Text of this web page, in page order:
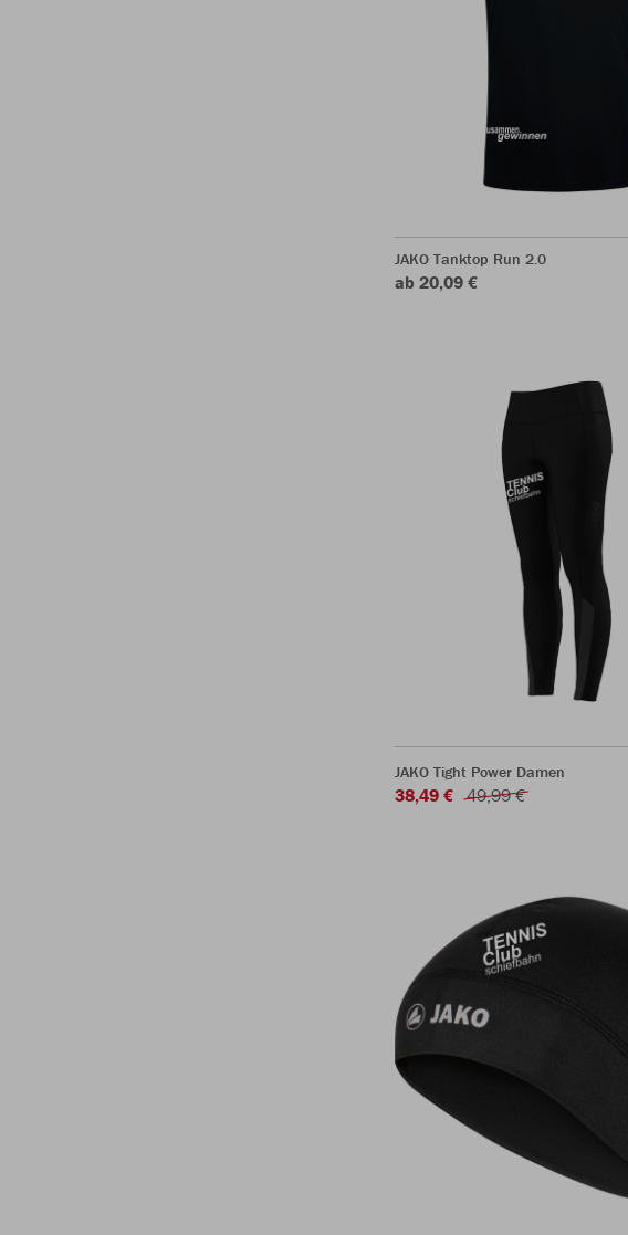
JAKO Tanktop Run 2.0
ab 20,09 €
JAKO Tight Power Damen
38,49 € 49,99 €